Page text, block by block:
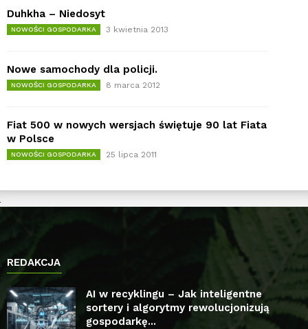
Duhkha – Niedosyt
NOWOŚCI GOSPODARKA 3 kwietnia 2013
Nowe samochody dla policji.
NOWOŚCI GOSPODARKA 8 marca 2012
Fiat 500 w nowych wersjach świętuje 90 lat Fiata
w Polsce
NOWOŚCI GOSPODARKA 25 lipca 2011
REDAKCJA
AI w recyklingu – Jak inteligentne
sortery i algorytmy rewolucjonizują
gospodarkę...